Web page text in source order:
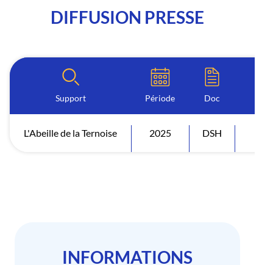
DIFFUSION PRESSE
Support Période Doc
L'Abeille de la Ternoise 2025 DSH
INFORMATIONS